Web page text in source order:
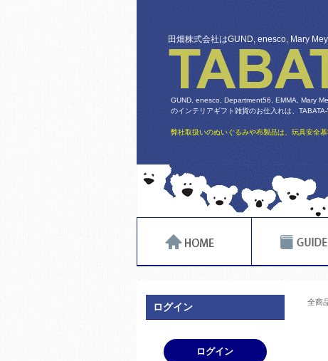
田畑株式会社はGUND, enesco, Mary
GUND, enesco, Department56, EMMA, Mary
のインテリアギフト雑貨のお仕入れは、
弊社取扱いのぬいぐるみや布製品は、玩具安全
全商
ログイン
ログイン